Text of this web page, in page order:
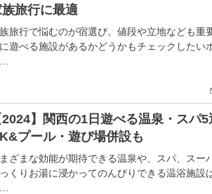
旅行に最適
旅行で悩むのが宿選び。値段や立地なども重
遊べる施設があるかどうかもチェックしたい
2024】関西の1日遊べる温泉・ス
プール・遊び場併設も
ざまな効能が期待できる温泉や、スパ、スー
くりお湯に浸かってのんびりできる温浴施設